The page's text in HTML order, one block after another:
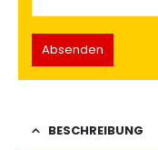
BESCHREIBUNG